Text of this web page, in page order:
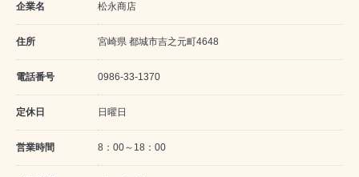
企業名 松永商店
住所 宮崎県 都城市吉之元町4648
電話番号 0986-33-1370
定休日 日曜日
営業時間 8：00～18：00